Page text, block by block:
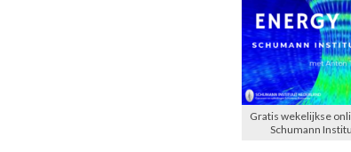
Gratis wekelijkse
Schumann